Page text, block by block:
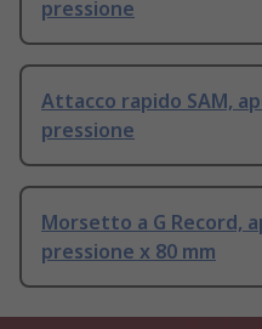
pressione
Attacco rapido SAM,
pressione
Morsetto a G Record,
pressione x 80 mm